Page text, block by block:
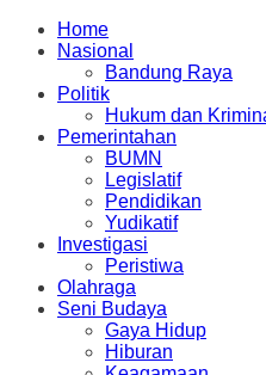
Home
Nasional
Bandung Raya
Politik
Hukum dan
Pemerintahan
BUMN
Legislatif
Pendidikan
Yudikatif
Investigasi
Peristiwa
Olahraga
Seni Budaya
Gaya Hidup
Hiburan